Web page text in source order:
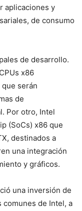
aplicaciones y
de consumo
de desarrollo.
x86
serán
de
Por otro, Intel
(SoCs) x86 que
destinados a
una integración
y gráficos.
una inversión de
comunes de Intel, a